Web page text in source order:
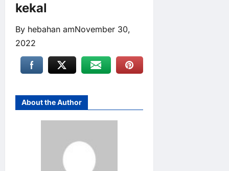
kekal
By hebahan amNovember 30,
2022
About the Author